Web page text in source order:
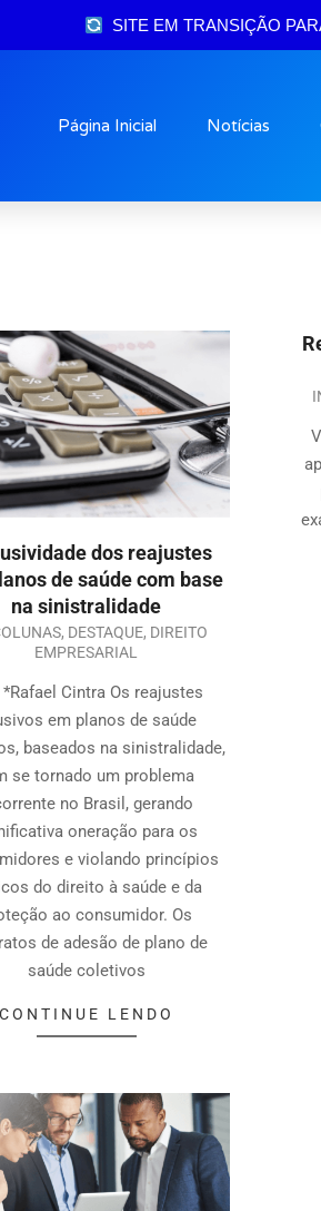
SITE EM TRANSIÇÃO
Página Inicial Notícias
dos reajustes
de saúde com base
na sinistralidade
, DESTAQUE, DIREITO
EMPRESARIAL
*Rafael Cintra Os reajustes
em planos de saúde
baseados na sinistralidade,
se tornado um problema
no Brasil, gerando
oneração para os
e violando princípios
do direito à saúde e da
ao consumidor. Os
de adesão de plano de
saúde coletivos
CONTINUE LENDO